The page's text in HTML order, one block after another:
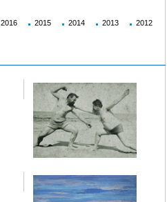
2016 2015 2014 2013 2012